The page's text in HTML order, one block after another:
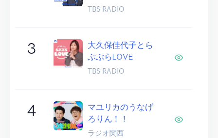
TBS RADIO
3
大久保佳代子とら
ぶぶらLOVE
TBS RADIO
4
マユリカのうなげ
ろりん！！
ラジオ関西